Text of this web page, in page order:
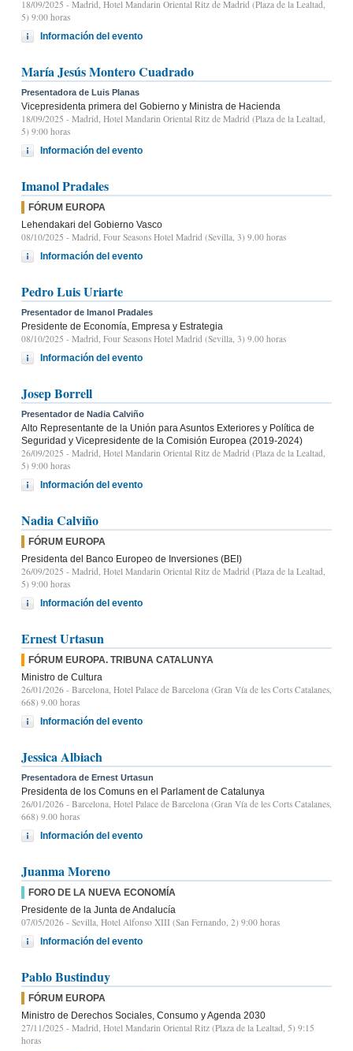
18/09/2025 - Madrid, Hotel Mandarin Oriental Ritz de Madrid (Plaza de la Lealtad,
5) 9:00 horas
Información del evento
María Jesús Montero Cuadrado
Presentadora de Luis Planas
Vicepresidenta primera del Gobierno y Ministra de Hacienda
18/09/2025 - Madrid, Hotel Mandarin Oriental Ritz de Madrid (Plaza de la Lealtad,
5) 9:00 horas
Información del evento
Imanol Pradales
FÓRUM EUROPA
Lehendakari del Gobierno Vasco
08/10/2025 - Madrid, Four Seasons Hotel Madrid (Sevilla, 3) 9.00 horas
Información del evento
Pedro Luis Uriarte
Presentador de Imanol Pradales
Presidente de Economía, Empresa y Estrategia
08/10/2025 - Madrid, Four Seasons Hotel Madrid (Sevilla, 3) 9.00 horas
Información del evento
Josep Borrell
Presentador de Nadia Calviño
Alto Representante de la Unión para Asuntos Exteriores y Política de
Seguridad y Vicepresidente de la Comisión Europea (2019-2024)
26/09/2025 - Madrid, Hotel Mandarin Oriental Ritz de Madrid (Plaza de la Lealtad,
5) 9:00 horas
Información del evento
Nadia Calviño
FÓRUM EUROPA
Presidenta del Banco Europeo de Inversiones (BEI)
26/09/2025 - Madrid, Hotel Mandarin Oriental Ritz de Madrid (Plaza de la Lealtad,
5) 9:00 horas
Información del evento
Ernest Urtasun
FÓRUM EUROPA. TRIBUNA CATALUNYA
Ministro de Cultura
26/01/2026 - Barcelona, Hotel Palace de Barcelona (Gran Vía de les Corts Catalanes,
668) 9.00 horas
Información del evento
Jessica Albiach
Presentadora de Ernest Urtasun
Presidenta de los Comuns en el Parlament de Catalunya
26/01/2026 - Barcelona, Hotel Palace de Barcelona (Gran Vía de les Corts Catalanes,
668) 9.00 horas
Información del evento
Juanma Moreno
FORO DE LA NUEVA ECONOMÍA
Presidente de la Junta de Andalucía
07/05/2026 - Sevilla, Hotel Alfonso XIII (San Fernando, 2) 9:00 horas
Información del evento
Pablo Bustinduy
FÓRUM EUROPA
Ministro de Derechos Sociales, Consumo y Agenda 2030
27/11/2025 - Madrid, Hotel Mandarin Oriental Ritz (Plaza de la Lealtad, 5) 9:15
horas